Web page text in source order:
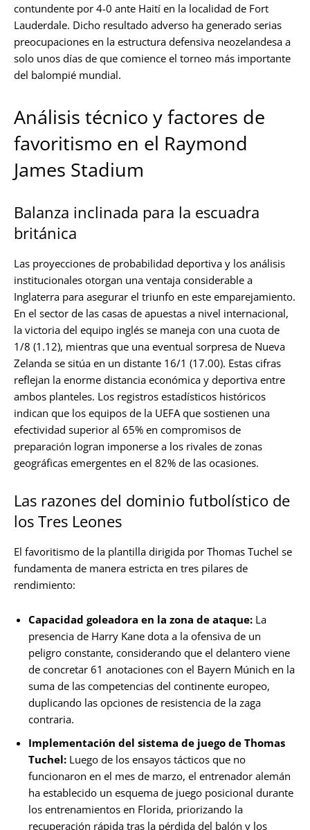
contundente por 4-0 ante Haití en la localidad de Fort
Lauderdale. Dicho resultado adverso ha generado serias
preocupaciones en la estructura defensiva neozelandesa a
solo unos días de que comience el torneo más importante
del balompié mundial.
Análisis técnico y factores de
favoritismo en el Raymond
James Stadium
Balanza inclinada para la escuadra
británica
Las proyecciones de probabilidad deportiva y los análisis
institucionales otorgan una ventaja considerable a
Inglaterra para asegurar el triunfo en este emparejamiento.
En el sector de las casas de apuestas a nivel internacional,
la victoria del equipo inglés se maneja con una cuota de
1/8 (1.12), mientras que una eventual sorpresa de Nueva
Zelanda se sitúa en un distante 16/1 (17.00). Estas cifras
reflejan la enorme distancia económica y deportiva entre
ambos planteles. Los registros estadísticos históricos
indican que los equipos de la UEFA que sostienen una
efectividad superior al 65% en compromisos de
preparación logran imponerse a los rivales de zonas
geográficas emergentes en el 82% de las ocasiones.
Las razones del dominio futbolístico de
los Tres Leones
El favoritismo de la plantilla dirigida por Thomas Tuchel se
fundamenta de manera estricta en tres pilares de
rendimiento:
Capacidad goleadora en la zona de ataque: La
presencia de Harry Kane dota a la ofensiva de un
peligro constante, considerando que el delantero viene
de concretar 61 anotaciones con el Bayern Múnich en la
suma de las competencias del continente europeo,
duplicando las opciones de resistencia de la zaga
contraria.
Implementación del sistema de juego de Thomas
Tuchel: Luego de los ensayos tácticos que no
funcionaron en el mes de marzo, el entrenador alemán
ha establecido un esquema de juego posicional durante
los entrenamientos en Florida, priorizando la
recuperación rápida tras la pérdida del balón y los